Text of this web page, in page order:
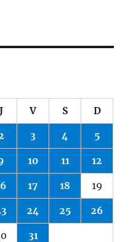
J V S D
3 4 5
10 11 12
17 18 19
24 25 26
31